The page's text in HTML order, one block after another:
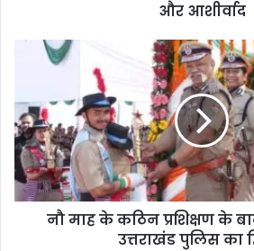
और आशीर्वाद
नौ माह के कठिन प्रशिक्षण के
उत्तराखंड पुलिस का